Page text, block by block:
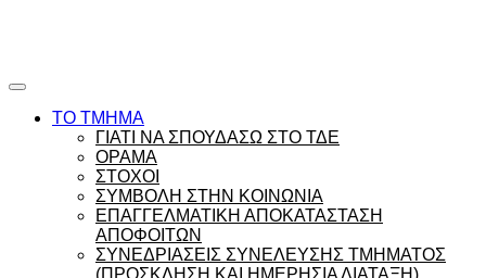
ΤΟ ΤΜΗΜΑ
ΓΙΑΤΙ ΝΑ ΣΠΟΥΔΑΣΩ ΣΤΟ ΤΔΕ
ΟΡΑΜΑ
ΣΤΟΧΟΙ
ΣΥΜΒΟΛΗ ΣΤΗΝ ΚΟΙΝΩΝΙΑ
ΕΠΑΓΓΕΛΜΑΤΙΚΗ ΑΠΟΚΑΤΑΣΤΑΣΗ
ΑΠΟΦΟΙΤΩΝ
ΣΥΝΕΔΡΙΑΣΕΙΣ ΣΥΝΕΛΕΥΣΗΣ ΤΜΗΜΑΤΟΣ
(ΠΡΟΣΚΛΗΣΗ ΚΑΙ ΗΜΕΡΗΣΙΑ ΔΙΑΤΑΞΗ)